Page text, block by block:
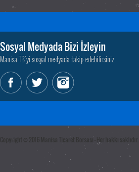
Sosyal Medyada Bizi İzleyin
Manisa TB'yi sosyal medyada takip edebilirsiniz.
Copyright © 2016 Manisa Ticaret Borsası - Her hakkı saklıdır.